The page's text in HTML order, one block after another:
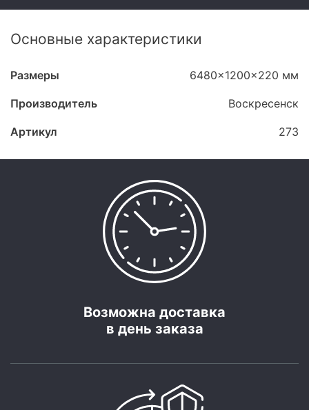
Основные характеристики
Размеры 6480x1200x220 мм
Производитель Воскресенск
Артикул 273
Возможна доставка
в день заказа